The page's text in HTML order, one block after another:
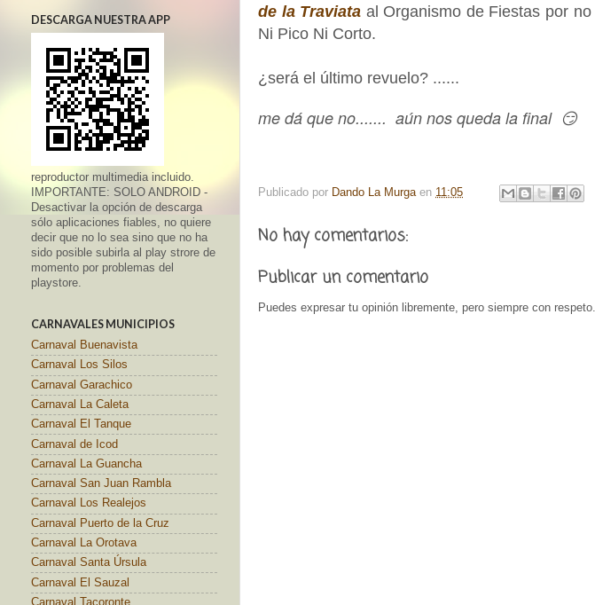
de la Traviata al Organismo de Fiestas por
Ni Pico Ni Corto.
¿será el último revuelo? ......
me dá que no....... aún nos queda la final 😏
Publicado por Dando La Murga en 11:05
No hay comentarios:
Publicar un comentario
Puedes expresar tu opinión libremente, pero siempre con respeto.
DESCARGA NUESTRA APP
reproductor multimedia incluido.
IMPORTANTE: SOLO ANDROID -
Desactivar la opción de descarga
sólo aplicaciones fiables, no quiere
decir que no lo sea sino que no ha
sido posible subirla al play strore de
momento por problemas del
playstore.
CARNAVALES MUNICIPIOS
Carnaval Buenavista
Carnaval Los Silos
Carnaval Garachico
Carnaval La Caleta
Carnaval El Tanque
Carnaval de Icod
Carnaval La Guancha
Carnaval San Juan Rambla
Carnaval Los Realejos
Carnaval Puerto de la Cruz
Carnaval La Orotava
Carnaval Santa Úrsula
Carnaval El Sauzal
Carnaval Tacoronte